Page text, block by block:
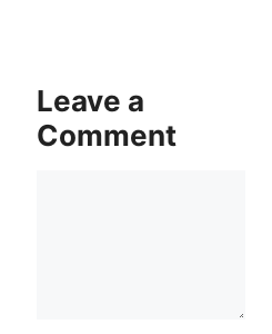
Leave a
Comment